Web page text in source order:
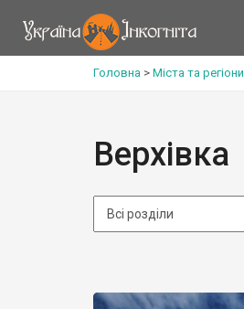
Головна > Міста та регіони
Верхівка